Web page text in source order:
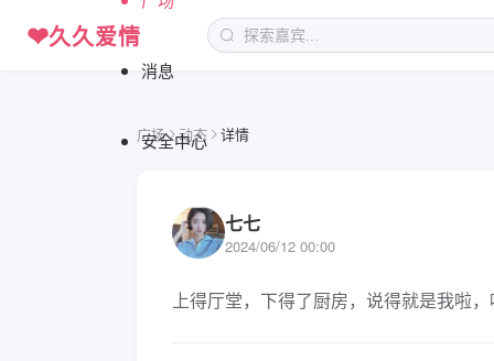
❤久久爱情
消息
安全中心
广场 动态 详情
七七
2024/06/12 00:00
上得厅堂，下得了厨房，说得就是我啦